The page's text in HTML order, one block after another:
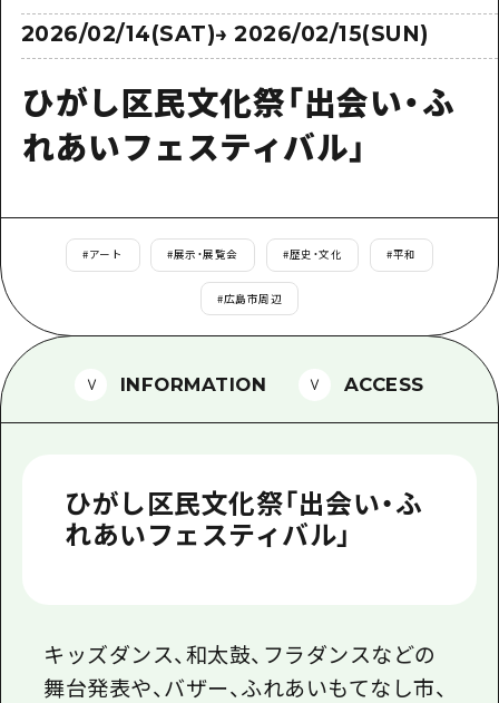
学び・体験
歴史・文化
癒し
宮島周辺
山口県東部
弾丸
半日
1泊2日
2泊3日
山口県東部
愛媛県
島根県
施設の混雑状況のお知らせ
手荷物預かり・配送サービス
広島おもてなしパス
観光案内所
広島県を訪れる外国人旅行者向け情報一
ボランティアガイド
ユニバーサルツーリズム
よくあるご質問
関連リンク
お問い合わせ
事業者・学校関係者の皆さま
2026/02/14(SAT)→2026/02/15(SUN)
ひがし区民文化祭「出会い・ふ
れあいフェスティバル」
#アート #展示・展覧会 #歴史・文化 #平和
#広島市周辺
INFORMATION ACCESS
ひがし区民文化祭「出会い・ふ
れあいフェスティバル」
キッズダンス、和太鼓、フラダンスなどの
舞台発表や、バザー、ふれあいもてなし市、